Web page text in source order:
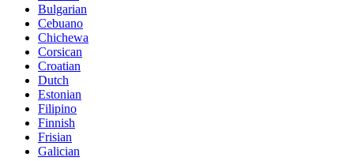
Bulgarian
Cebuano
Chichewa
Corsican
Croatian
Dutch
Estonian
Filipino
Finnish
Frisian
Galician